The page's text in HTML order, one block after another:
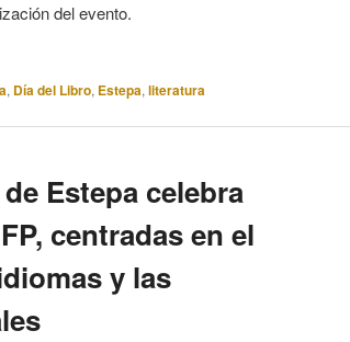
del evento.
, Día del Libro, Estepa, literatura
Estepa celebra
centradas en el
y las